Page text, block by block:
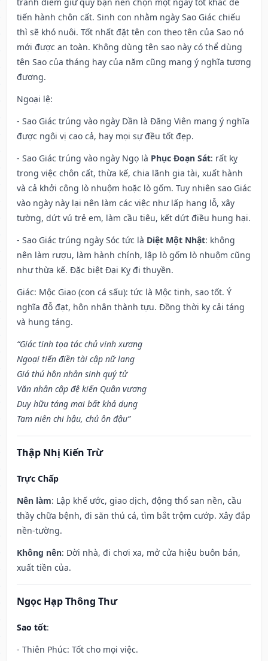
tiến hành chôn cất. Sinh con nhằm ngày Sao Giác chiếu
thì sẽ khó nuôi. Tốt nhất đặt tên con theo tên của Sao nó
mới được an toàn. Không dùng tên sao này có thể dùng
tên Sao của tháng hay của năm cũng mang ý nghĩa tương
đương.
Ngoại lệ:
- Sao Giác trúng vào ngày Dần là Đăng Viên mang ý nghĩa
được ngôi vị cao cả, hay mọi sự đều tốt đẹp.
- Sao Giác trúng vào ngày Ngọ là Phục Đoạn Sát: rất kỵ
trong việc chôn cất, thừa kế, chia lãnh gia tài, xuất hành
và cả khởi công lò nhuộm hoặc lò gốm. Tuy nhiên sao Giác
vào ngày này lại nên làm các việc như lấp hang lỗ, xây
tường, dứt vú trẻ em, làm cầu tiêu, kết dứt điều hung hại.
- Sao Giác trúng ngày Sóc tức là Diệt Một Nhật: không
nên làm rượu, làm hành chính, lập lò gốm lò nhuộm cũng
như thừa kế. Đặc biệt Đại Kỵ đi thuyền.
Giác: Mộc Giao (con cá sấu): tức là Mộc tinh, sao tốt. Ý
nghĩa đỗ đạt, hôn nhân thành tựu. Đồng thời kỵ cải táng
và hung táng.
“Giác tinh tọa tác chủ vinh xương
Ngoại tiến điền tài cập nữ lang
Giá thú hôn nhân sinh quý tử
Văn nhân cập đệ kiến Quân vương
Duy hữu táng mai bất khả dụng
Tam niên chi hậu, chủ ôn đậu”
Thập Nhị Kiến Trừ
Trực Chấp
Nên làm: Lập khế ước, giao dịch, động thổ san nền, cầu
thầy chữa bệnh, đi săn thú cá, tìm bắt trộm cướp. Xây đắp
nền-tường.
Không nên: Dời nhà, đi chơi xa, mở cửa hiệu buôn bán,
xuất tiền của.
Ngọc Hạp Thông Thư
Sao tốt:
- Thiên Phúc: Tốt cho mọi việc.